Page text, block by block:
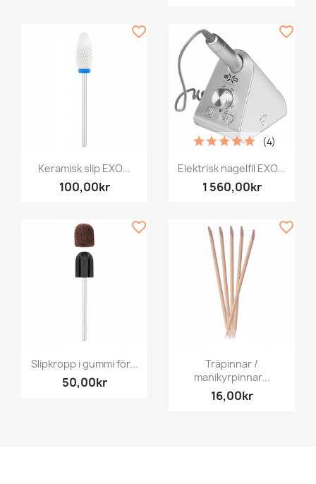
Keramisk slip EXO...
100,00kr
favorite_border
Elektrisk nagelfil EXO...
1 560,00kr
(4)
favorite_border
Slipkropp i gummi för...
50,00kr
favorite_border
Träpinnar /
manikyrpinnar...
16,00kr
favorite_border